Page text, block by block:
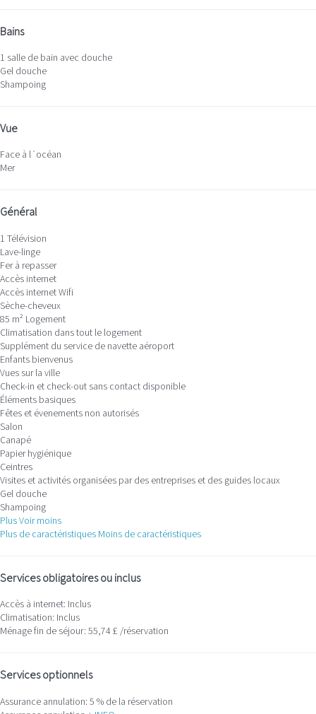
Bains
1 salle de bain avec douche
Gel douche
Shampoing
Vue
Face à l´océan
Mer
Général
1 Télévision
Lave-linge
Fer à repasser
Accès internet
Accès internetWifi
Sèche-cheveux
85 m² Logement
Climatisation dans tout le logement
Supplément du service de navette aéroport
Enfants bienvenus
Vues sur la ville
Check-in et check-out sans contact disponible
Éléments basiques
Fêtes et évenements non autorisés
Salon
Canapé
Papier hygiénique
Ceintres
Visites et activités organisées par des entreprises et des guides locaux
Gel douche
Shampoing
PlusVoir moins
Plus de caractéristiques Moins de caractéristiques
Services obligatoires ou inclus
Accès à internet: Inclus
Climatisation: Inclus
Ménage fin de séjour: 55,74 £ /réservation
Services optionnels
Assurance annulation: 5 % de la réservation